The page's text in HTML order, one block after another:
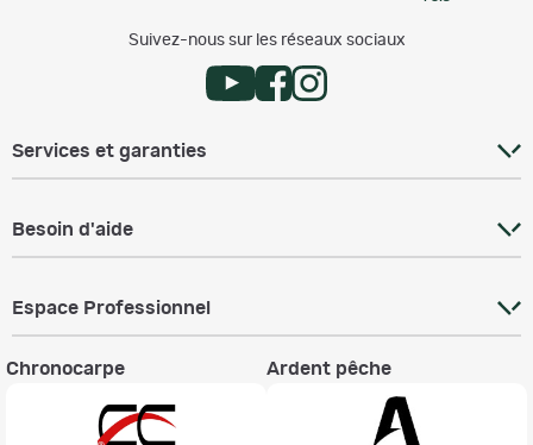
Suivez-nous sur les réseaux sociaux
Services et garanties
Besoin d'aide
Espace Professionnel
Chronocarpe Ardent pêche